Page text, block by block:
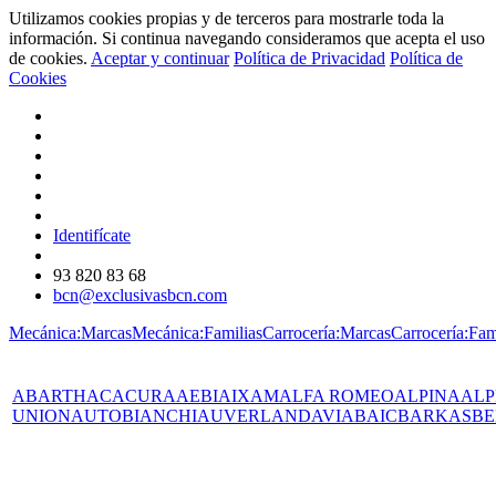
Utilizamos cookies propias y de terceros para mostrarle toda la
información. Si continua navegando consideramos que acepta el uso
de cookies. Aceptar y continuar Política de Privacidad Política de
Cookies
Identifícate
93 820 83 68
bcn@exclusivasbcn.com
Mecánica:MarcasMecánica:FamiliasCarrocería:Marcas
ABARTHACACURAAEBIAIXAMALFA ROMEOALPINA
UNIONAUTOBIANCHIAUVERLANDAVIABAICBARKAS